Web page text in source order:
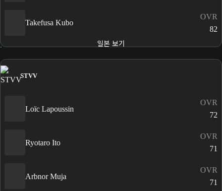
Takefusa Kubo
OVR
82
일본 보기
STVV
Loïc Lapoussin
OVR
72
Ryotaro Ito
OVR
71
Arbnor Muja
OVR
71